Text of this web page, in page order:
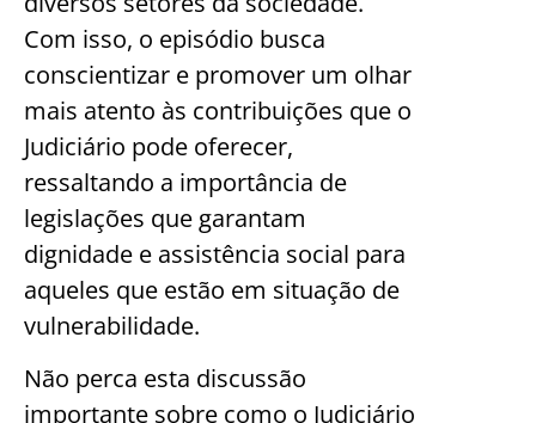
Com isso, o episódio busca
conscientizar e promover um olhar
mais atento às contribuições que o
Judiciário pode oferecer,
ressaltando a importância de
legislações que garantam
dignidade e assistência social para
aqueles que estão em situação de
vulnerabilidade.
Não perca esta discussão
importante sobre como o Judiciário